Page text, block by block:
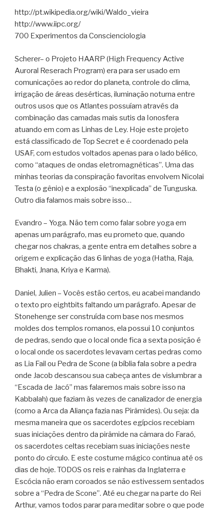
http://pt.wikipedia.org/wiki/Waldo_vieira
http://www.iipc.org/
700 Experimentos da Conscienciologia
Scherer– o Projeto HAARP (High Frequency Active
Auroral Reserach Program) era para ser usado em
comunicações ao redor do planeta, controle do clima,
irrigação de áreas desérticas, iluminação noturna entre
outros usos que os Atlantes possuíam através da
combinação das camadas mais sutis da Ionosfera
atuando em com as Linhas de Ley. Hoje este projeto
está classificado de Top Secret e é coordenado pela
USAF, com estudos voltados apenas para o lado bélico,
como “ataques de ondas eletromagnéticas”. Uma das
minhas teorias da conspiração favoritas envolvem Nicolai
Testa (o gênio) e a explosão “inexplicada” de Tunguska.
Outro dia falamos mais sobre isso…
Evandro – Yoga. Não tem como falar sobre yoga em
apenas um parágrafo, mas eu prometo que, quando
chegar nos chakras, a gente entra em detalhes sobre a
origem e explicação das 6 linhas de yoga (Hatha, Raja,
Bhakti, Jnana, Kriya e Karma).
Daniel, Julien – Vocês estão certos, eu acabei mandando
o texto pro eightbits faltando um parágrafo. Apesar de
Stonehenge ser construída com base nos mesmos
moldes dos templos romanos, ela possui 10 conjuntos
de pedras, sendo que o local onde fica a sexta posição é
o local onde os sacerdotes levavam certas pedras como
as Lia Fail ou Pedra de Scone (a bíblia fala sobre a pedra
onde Jacob descansou sua cabeça antes de vislumbrar a
“Escada de Jacó” mas falaremos mais sobre isso na
Kabbalah) que faziam às vezes de canalizador de energia
(como a Arca da Aliança fazia nas Pirâmides). Ou seja: da
mesma maneira que os sacerdotes egípcios recebiam
suas iniciações dentro da pirâmide na câmara do Faraó,
os sacerdotes celtas recebiam suas iniciações neste
ponto do círculo. E este costume mágico continua até os
dias de hoje. TODOS os reis e rainhas da Inglaterra e
Escócia não eram coroados se não estivessem sentados
sobre a “Pedra de Scone”. Até eu chegar na parte do Rei
Arthur, vamos todos parar para meditar sobre o que pode